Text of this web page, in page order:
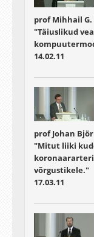
prof Mihhail
"Täiuslikud
14.02.11
prof Johan
"Mitut liiki
võrgustikele."
17.03.11